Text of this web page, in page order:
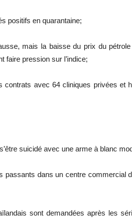
positifs en quarantaine;
mais la baisse du prix du
faire pression sur l’indice;
contrats avec 64 cliniques privées et
suicidé avec une arme à blanc
passants dans un centre commercial
sont demandées après les